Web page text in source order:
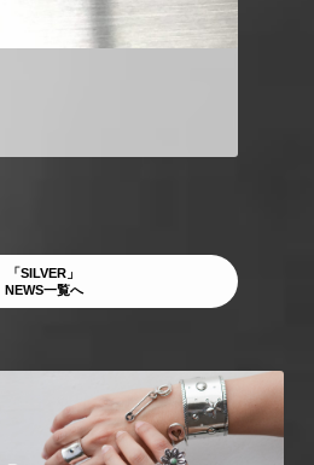
「SILVER」
NEWS一覧へ